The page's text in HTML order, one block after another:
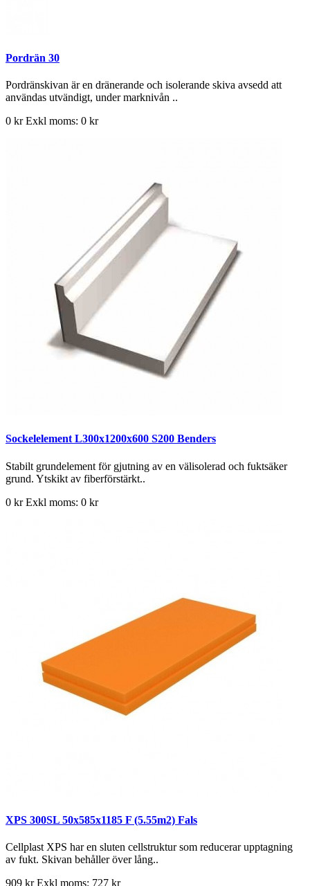
Pordrän 30
Pordränskivan är en dränerande och isolerande skiva avsedd att
användas utvändigt, under marknivån ..
0 krExkl moms: 0 kr
Sockelelement L300x1200x600 S200 Benders
Stabilt grundelement för gjutning av en välisolerad och fuktsäker
grund. Ytskikt av fiberförstärkt..
0 krExkl moms: 0 kr
XPS 300SL 50x585x1185 F (5.55m2) Fals
Cellplast XPS har en sluten cellstruktur som reducerar upptagning
av fukt. Skivan behåller över lång..
909 krExkl moms: 727 kr